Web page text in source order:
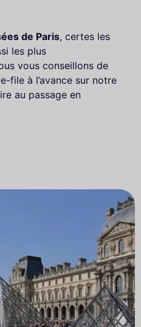
de Paris, certes les
les plus
vous conseillons de
file à l’avance sur notre
au passage en